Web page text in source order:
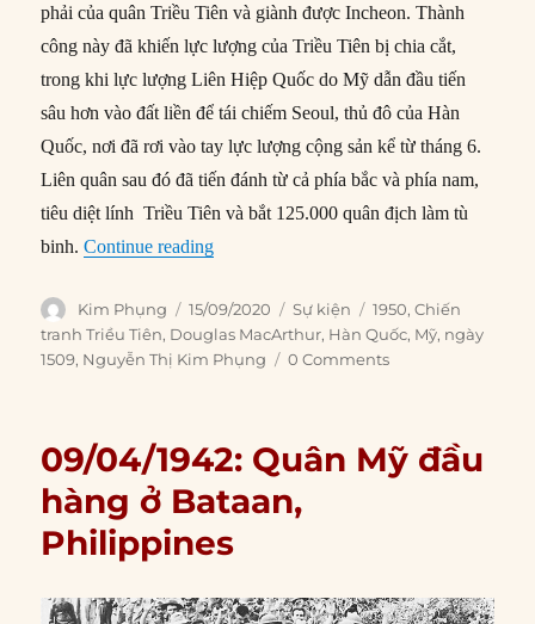
phải của quân Triều Tiên và giành được Incheon. Thành
công này đã khiến lực lượng của Triều Tiên bị chia cắt,
trong khi lực lượng Liên Hiệp Quốc do Mỹ dẫn đầu tiến
sâu hơn vào đất liền để tái chiếm Seoul, thủ đô của Hàn
Quốc, nơi đã rơi vào tay lực lượng cộng sản kể từ tháng 6.
Liên quân sau đó đã tiến đánh từ cả phía bắc và phía nam,
tiêu diệt lính Triều Tiên và bắt 125.000 quân địch làm tù
binh.Continue reading“15/09/1950: Quân Mỹ đổ bộ vào
Author
Kim Phụng
Posted
on
15/09/2020 Categories
Sự kiện Tags
1950,Chiến
tranh Triều Tiên, Douglas MacArthur, Hàn Quốc, Mỹ, ngày
1509, Nguyễn Thị Kim Phụng 0 Comments
09/04/1942: Quân Mỹ đầu
hàng ở Bataan,
Philippines